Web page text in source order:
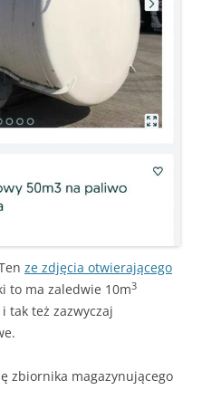
ze zdjęcia otwierającego
to ma zaledwie 10m3
tak też zazwyczaj
zbiornika magazynującego